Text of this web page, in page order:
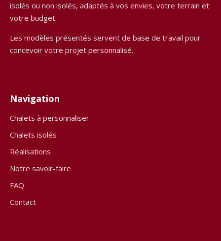
isolés ou non isolés, adaptés à vos envies, votre terrain et
votre budget.
Les modèles présentés servent de base de travail pour
concevoir votre projet personnalisé.
Navigation
Chalets à personnaliser
Chalets isolés
Réalisations
Notre savoir-faire
FAQ
Contact